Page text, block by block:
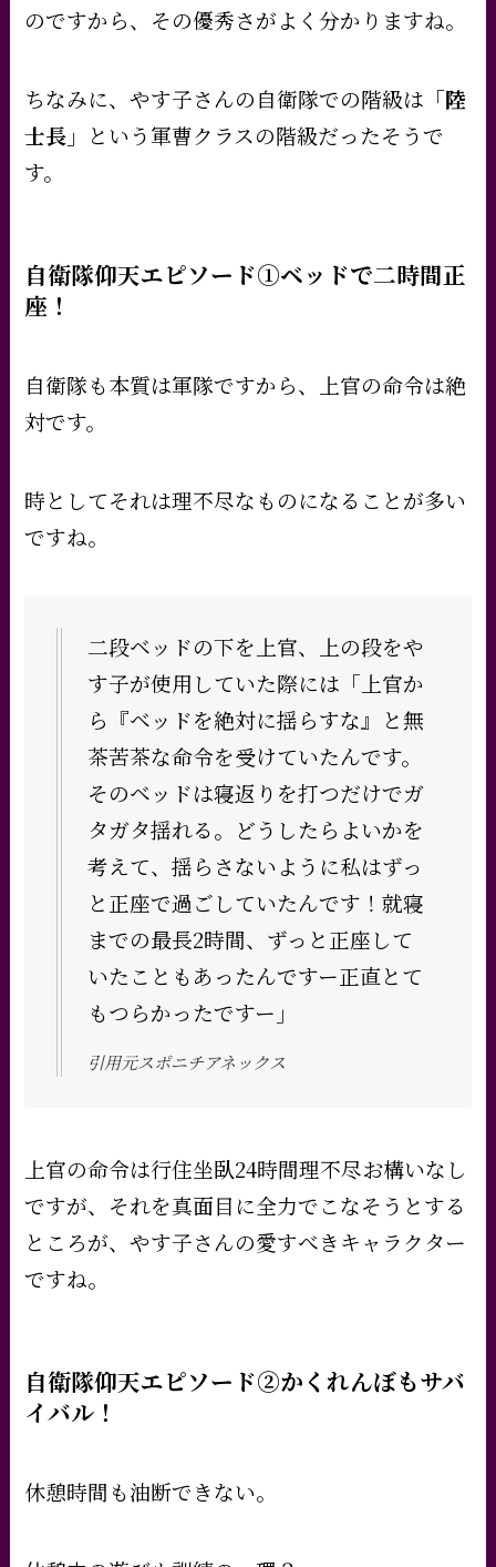
のですから、その優秀さがよく分かりますね。
ちなみに、やす子さんの自衛隊での階級は 「陸
士長」 という軍曹クラスの階級だったそうで
す。
自衛隊仰天エピソード①ベッドで二時間正
座！
自衛隊も本質は軍隊ですから、上官の命令は絶
対です。
時としてそれは理不尽なものになることが多い
ですね。
二段ベッドの下を上官、上の段をや
す子が使用していた際には「上官か
ら『ベッドを絶対に揺らすな』と無
茶苦茶な命令を受けていたんです。
そのベッドは寝返りを打つだけでガ
タガタ揺れる。どうしたらよいかを
考えて、揺らさないように私はずっ
と正座で過ごしていたんです！就寝
までの最長2時間、ずっと正座して
いたこともあったんですー正直とて
もつらかったですー」
引用元スポニチアネックス
上官の命令は行住坐臥24時間理不尽お構いなし
ですが、それを真面目に全力でこなそうとする
ところが、やす子さんの愛すべきキャラクター
ですね。
自衛隊仰天エピソード②かくれんぼもサバ
イバル！
休憩時間も油断できない。